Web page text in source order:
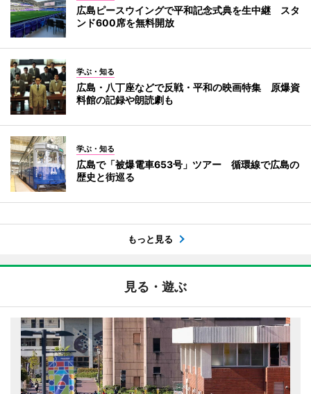
広島ピースウイングで平和記念式典を生中継 スタ
ンド600席を無料開放
学ぶ・知る
広島・八丁座などで反戦・平和の映画特集 原爆資
料館の記録や朗読劇も
学ぶ・知る
広島で「被爆電車653号」ツアー 循環線で広島の
歴史と街巡る
もっと見る
見る・遊ぶ